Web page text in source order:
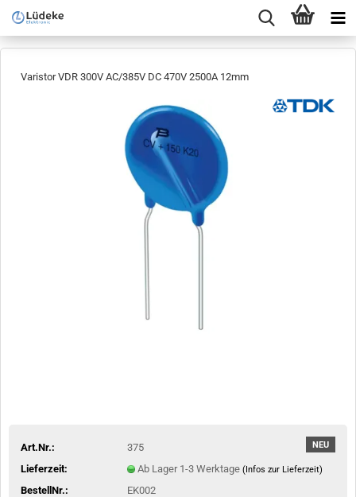
Varistor VDR 300V AC/385V DC 470V 2500A 12mm
NEU
Art.Nr.:
375
Lieferzeit:
Ab Lager 1-3 Werktage (Infos zur Lieferzeit)
BestellNr.:
EK002